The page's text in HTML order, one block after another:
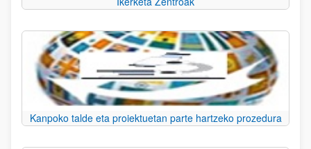
Kanpoko talde eta proiektuetan parte hartzeko prozedura